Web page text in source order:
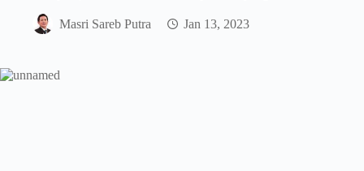
Masri Sareb Putra Jan 13, 2023